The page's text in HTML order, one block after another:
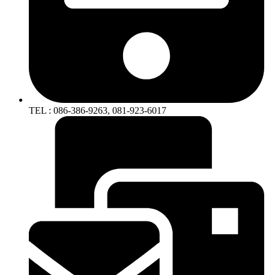
TEL : 086-386-9263, 081-923-6017